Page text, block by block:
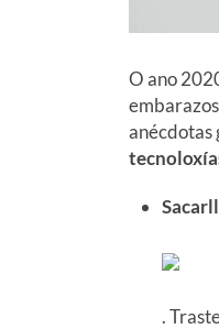
O ano
anécdotas
.